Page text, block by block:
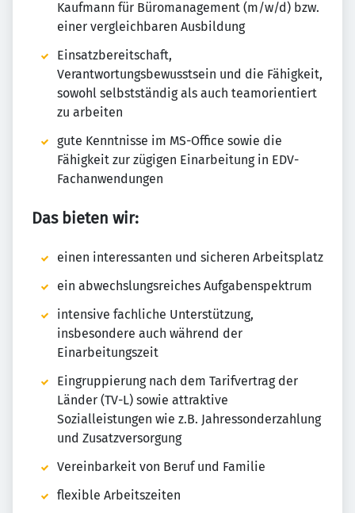
Kaufmann für Büromanagement (m/w/d) bzw.
einer vergleichbaren Ausbildung
Einsatzbereitschaft,
Verantwortungsbewusstsein und die Fähigkeit,
sowohl selbstständig als auch teamorientiert
zu arbeiten
gute Kenntnisse im MS-Office sowie die
Fähigkeit zur zügigen Einarbeitung in EDV-
Fachanwendungen
Das bieten wir:
einen interessanten und sicheren Arbeitsplatz
ein abwechslungsreiches Aufgabenspektrum
intensive fachliche Unterstützung,
insbesondere auch während der
Einarbeitungszeit
Eingruppierung nach dem Tarifvertrag der
Länder (TV-L) sowie attraktive
Sozialleistungen wie z.B. Jahressonderzahlung
und Zusatzversorgung
Vereinbarkeit von Beruf und Familie
flexible Arbeitszeiten